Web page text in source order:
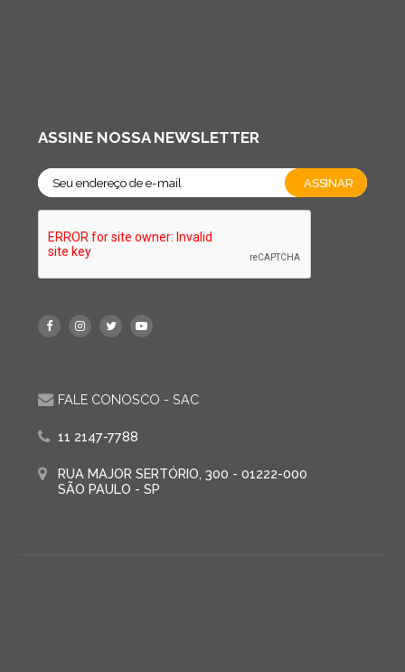
ASSINE NOSSA NEWSLETTER
FALE CONOSCO - SAC
11 2147-7788
RUA MAJOR SERTÓRIO, 300 - 01222-000
SÃO PAULO - SP